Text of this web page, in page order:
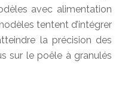
avec alimentation
tentent d’intégrer
la précision des
sur le poêle à granulés